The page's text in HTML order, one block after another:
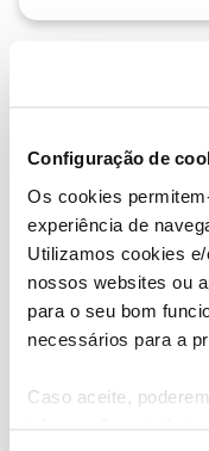
Configuração de
Os cookies
experiência de
Utilizamos cookies
nossos websites ou
para o seu bom
necessários para a
Caso aceite,
Descubra as